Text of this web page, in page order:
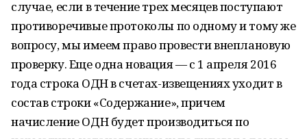
случае, если в течение трех месяцев поступают
противоречивые протоколы по одному и тому же
вопросу, мы имеем право провести внеплановую
проверку. Еще одна новация — с 1 апреля 2016
года строка ОДН в счетах-извещениях уходит в
состав строки «Содержание», причем
начисление ОДН будет производиться по